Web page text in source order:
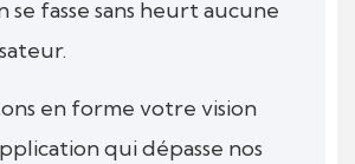
se fasse sans heurt aucune
en forme votre vision
qui dépasse nos